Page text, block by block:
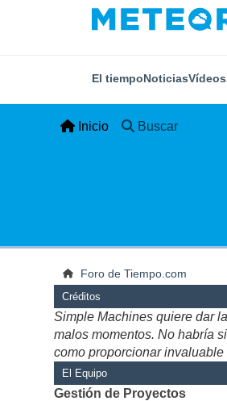
El tiempoNoticiasVídeos
Inicio Buscar
Foro de Tiempo.com
Créditos
Simple Machines quiere dar
malos momentos. No habría
como proporcionar
El Equipo
Gestión de Proyectos